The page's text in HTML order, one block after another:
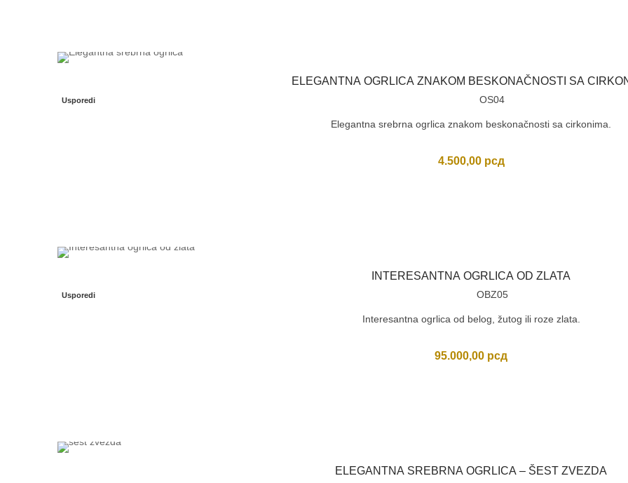
ELEGANTNA OGRLICA ZNAKOM BESKONAČNOSTI SA
Usporedi OS04
Elegantna srebrna ogrlica znakom beskonačnosti sa cirkonima.
4.500,00 рсд
INTERESANTNA OGRLICA OD ZLATA
Usporedi OBZ05
Interesantna ogrlica od belog, žutog ili roze zlata.
95.000,00 рсд
ELEGANTNA SREBRNA OGRLICA – ŠEST ZVEZDA